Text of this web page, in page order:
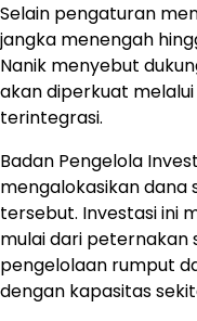
Selain pengaturan
jangka menengah
Nanik menyebut
akan diperkuat
terintegrasi.
Badan Pengelola
mengalokasikan dana
tersebut. Investasi ini
mulai dari peternakan
pengelolaan rumput
dengan kapasitas